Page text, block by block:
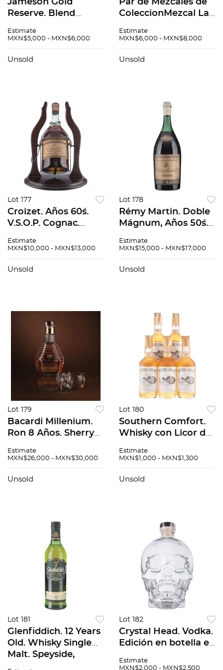
Jameson Gold
Reserve. Blend
Estimate
MXN$5,000 - MXN$6,000
Unsold
Par de Mezcales de
ColeccionMezcal Las
botella 1991./Mezcal
Estimate
MXN$6,000 - MXN$8,000
Unsold
Lot 177
Croizet. Años 60´s.
V.S.O.P. Cognac.
columpio de
Estimate
MXN$10,000 - MXN$13,000
Unsold
Lot 178
Rémy Martin. Doble
Mágnum, Años 50´s.
Champagne Cognac.
Estimate
MXN$15,000 - MXN$17,000
Unsold
Lot 179
Bacardi Millenium.
Ron 8 Años. Sherry
Bahamas. Licorera y
baccarat. No. 525 /
Estimate
MXN$26,000 - MXN$30,000
Unsold
Lot 180
Southern Comfort.
Whisky con Licor de
Nueva Orleans,
Piezas: 5.
Estimate
MXN$1,000 - MXN$1,300
Unsold
Lot 181
Glenfiddich. 12 Years
Old. Whisky Single
Malt. Speyside,
Lot 182
Crystal Head. Vodka.
Edición en botella en
1750 ml. Canadá.
Estimate
MXN$2,000 - MXN$2,500